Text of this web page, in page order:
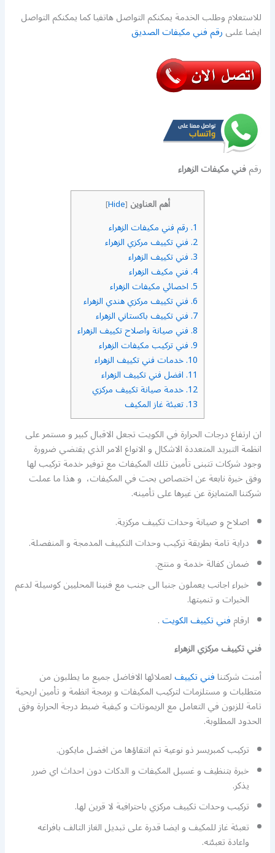
للاستعلام وطلب الخدمة يمكنكم التواصل هاتفيا كما يمكنكم التواصل
ايضا علىىرقم فني مكيفات الصديق
رقمفني مكيفات الزهراء
أهم العناوين [
Hide
]
1. رقم فني مكيفات الزهراء
2. فني تكييف مركزي الزهراء
3. فني تكييف الزهراء
4. فني مكيف الزهراء
5. اخصائي مكيفات الزهراء
6. فني تكييف مركزي هندي الزهراء
7. فني تكييف باكستاني الزهراء
8. فني صيانة واصلاح تكييف الزهراء
9. فني تركيب مكيفات الزهراء
10. خدمات فني تكييف الزهراء
11. افضل فني تكييف الزهراء
12. خدمة صيانة تكييف مركزي
13. تعبئة غاز المكيف
ان ارتفاع درجات الحرارة في الكويت تجعل الاقبال كبير و مستمر على
انظمة التبريد المتعددة الاشكال و الانواع الامر الذي يقتضي ضرورة
وجود شركات تتبنى تأمين تلك المكيفات مع توفير خدمة تركيب لها
وفق خبرة نابعة عن اختصاص بحت في المكيفات، و هذا ما عملت
شركتنا المتمايزة عن غيرها على تأمينه.
اصلاح و صيانة وحدات تكييف مركزية.
دراية تامة بطريقة تركيب وحدات التكييف المدمجة و المنفصلة.
ضمان كفالة خدمة و منتج.
خبراء اجانب يعملون جنبا الى جنب مع فنينا المحليين كوسيلة لدعم
الخبرات و تنميتها.
ارقامفني تكييف الكويت.
فني تكييف مركزي الزهراء
أمنت شركتنافني تكييفلعملائها الافاضل جميع ما يطلبون من
متطلبات و مستلزمات لتركيب المكيفات و برمجة انظمة و تأمين اريحية
تامة للزبون في التعامل مع الريموتات و كيفية ضبط درجة الحرارة وفق
الحدود المطلوبة.
تركيب كمبريسر ذو نوعية تم انتقاؤها من افضل مايكون.
خبرة بتنظيف و غسيل المكيفات و الدكات دون احداث اي ضرر
يذكر.
تركيب وحدات تكييف مركزي باحترافية لا قرين لها.
تعبئة غاز للمكيف و ايضا قدرة على تبديل الغاز التالف بافراغه
واعادة تعبئته.